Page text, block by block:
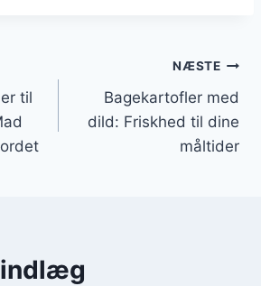
til
NÆSTE
Bagekartofler med
dild: Friskhed til dine
måltider